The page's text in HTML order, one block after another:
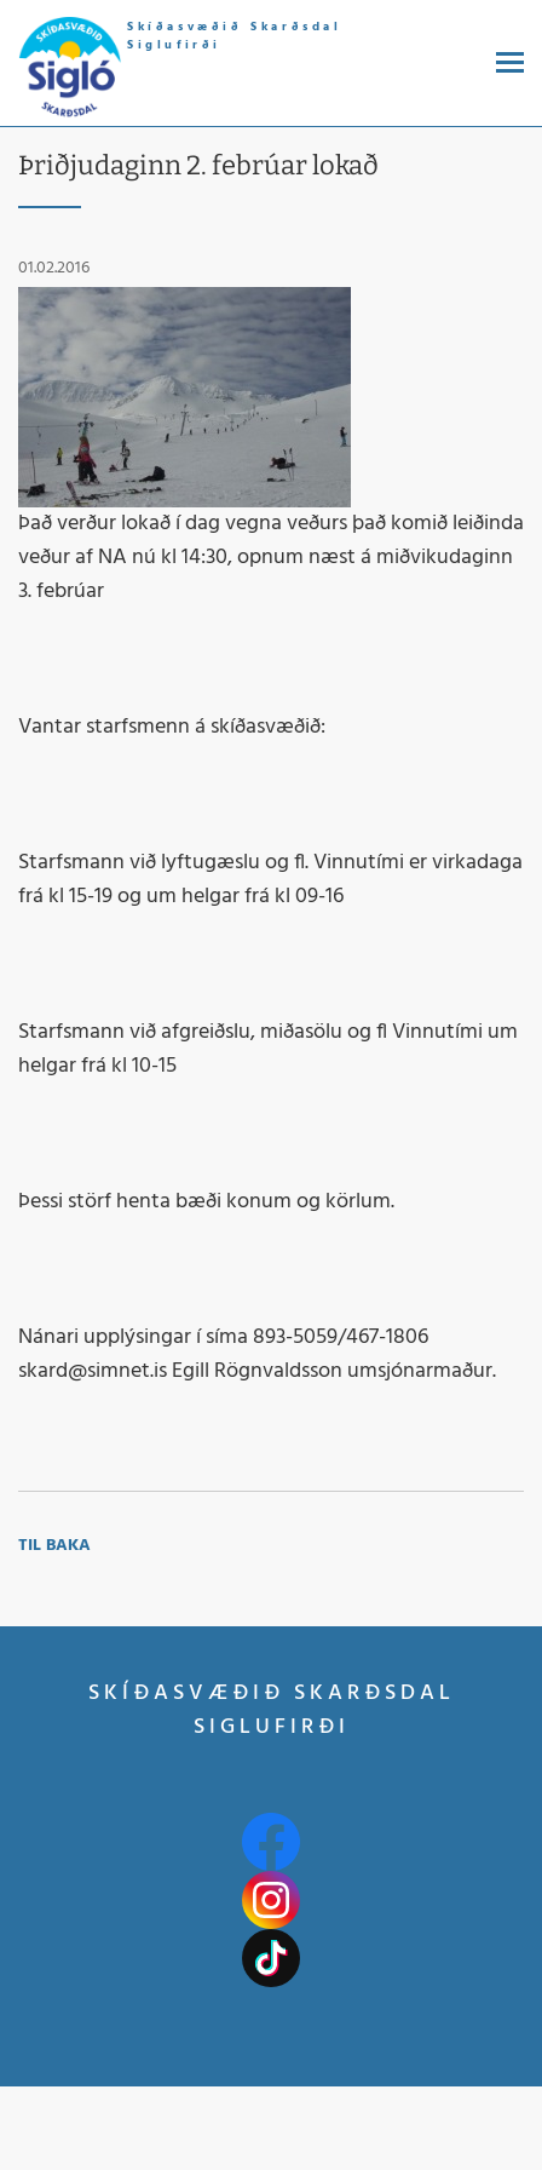
Skíðasvæðið Skarðsdal
Siglufirði
Þriðjudaginn 2. febrúar lokað
01.02.2016
Það verður lokað í dag vegna veðurs það komið leiðinda
veður af NA nú kl 14:30, opnum næst á miðvikudaginn
3. febrúar
Vantar starfsmenn á skíðasvæðið:
Starfsmann við lyftugæslu og fl. Vinnutími er virkadaga
frá kl 15-19 og um helgar frá kl 09-16
Starfsmann við afgreiðslu, miðasölu og fl Vinnutími um
helgar frá kl 10-15
Þessi störf henta bæði konum og körlum.
Nánari upplýsingar í síma 893-5059/467-1806
skard@simnet.is Egill Rögnvaldsson umsjónarmaður.
TIL BAKA
SKÍÐASVÆÐIÐ SKARÐSDAL
SIGLUFIRÐI